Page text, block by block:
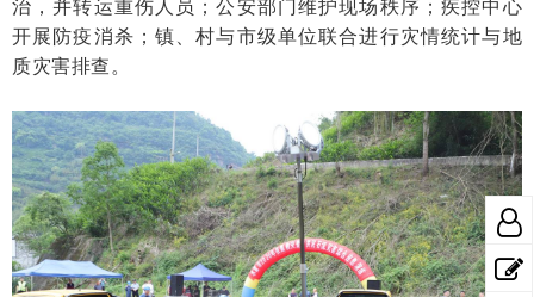
治，并转运重伤人员；公安部门维护现场秩序；疾控中心
开展防疫消杀；镇、村与市级单位联合进行灾情统计与地
质灾害排查。